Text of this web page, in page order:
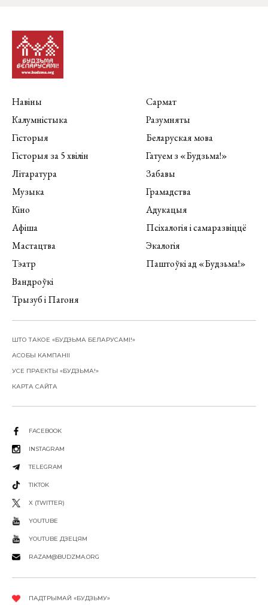
Навіны
Калумністыка
Гісторыя
Гісторыя за 5 хвілін
Літаратура
Музыка
Кіно
Афіша
Мастацтва
Тэатр
Вандроўкі
Трызуб і Пагоня
Сармат
Разумняты
Беларуская мова
Гатуем з «Будзьма!»
Забавы
Грамадства
Адукацыя
Псіхалогія і самаразвіццё
Экалогія
Паштоўкі ад «Будзьма!»
ШТО ТАКОЕ «БУДЗЬМА БЕЛАРУСАМІ!»
АСОБЫ КАМПАНІІ
УСЕ ПРАЕКТЫ «БУДЗЬМА!»
КАРТА САЙТА
FACEBOOK
INSTAGRAM
TELEGRAM
TIKTOK
X (TWITTER)
YOUTUBE
YOUTUBE ДЗЕЦЯМ
RAZAM@BUDZMA.ORG
ПАДТРЫМАЙ «БУДЗЬМУ»